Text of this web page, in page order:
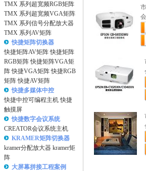
TMX 系列超宽频RGB矩阵
TMX 系列超宽频VGA矩阵
TMX 系列信号分配放大器
TMX 系列AV矩阵
快捷矩阵切换器
快捷矩阵AV矩阵 快捷矩阵
RGB矩阵 快捷矩阵VGA矩
阵 快捷VGA矩阵 快捷RGB
矩阵 快捷AV矩阵
快捷多媒体中控
快捷中控可编程主机 快捷
触摸屏
快捷数字会议系统
CREATOR会议系统主机
KRAMER矩阵切换器
kramer分配放大器 kramer矩
阵
大屏幕拼接工程案例